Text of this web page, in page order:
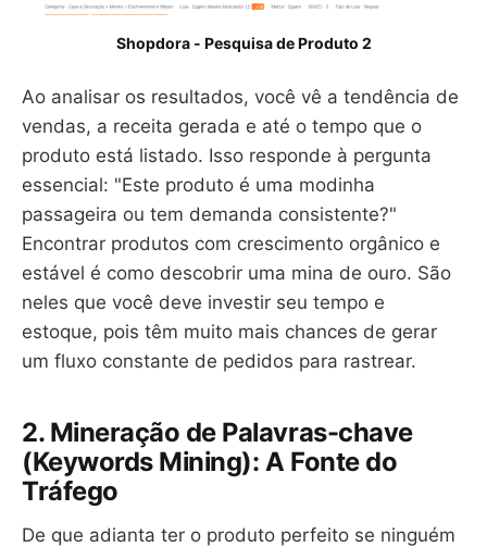
Shopdora - Pesquisa de Produto 2
Ao analisar os resultados, você vê a tendência de
vendas, a receita gerada e até o tempo que o
produto está listado. Isso responde à pergunta
essencial: "Este produto é uma modinha
passageira ou tem demanda consistente?"
Encontrar produtos com crescimento orgânico e
estável é como descobrir uma mina de ouro. São
neles que você deve investir seu tempo e
estoque, pois têm muito mais chances de gerar
um fluxo constante de pedidos para rastrear.
2. Mineração de Palavras-chave
(Keywords Mining): A Fonte do
Tráfego
De que adianta ter o produto perfeito se ninguém